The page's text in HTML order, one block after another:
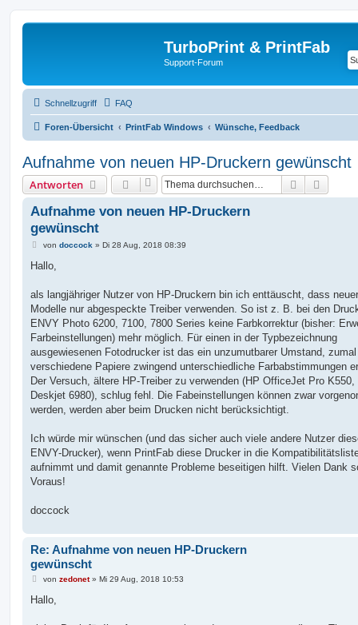
TurboPrint & PrintFab
Support-Forum
Schnellzugriff FAQ
Foren-Übersicht PrintFab Windows Wünsche, Feedback
Aufnahme von neuen HP-Druckern gewünscht
Antworten Suche
Aufnahme von neuen HP-Druckern
gewünscht
B
i
a
von doccock » Di 28 Aug, 2018 08:39
Hallo,
als langjähriger Nutzer von HP-Druckern bin ich enttäuscht, dass
Modelle nur abgespeckte Treiber verwenden. So ist z. B. bei den
ENVY Photo 6200, 7100, 7800 Series keine Farbkorrektur (bisher:
Farbeinstellungen) mehr möglich. Für einen in der Typbezeichnung
ausgewiesenen Fotodrucker ist das ein unzumutbarer Umstand, zumal
verschiedene Papiere zwingend unterschiedliche Farbabstimmungen
Der Versuch, ältere HP-Treiber zu verwenden (HP OfficeJet Pro K550,
Deskjet 6980), schlug fehl. Die Fabeinstellungen können zwar
werden, werden aber beim Drucken nicht berücksichtigt.
Ich würde mir wünschen (und das sicher auch viele andere Nutzer
ENVY-Drucker), wenn PrintFab diese Drucker in die
aufnimmt und damit genannte Probleme beseitigen hilft. Vielen Dank
Voraus!
doccock
Re: Aufnahme von neuen HP-Druckern
gewünscht
B
i
von zedonet» Mi 29 Aug, 2018 10:53
Hallo,